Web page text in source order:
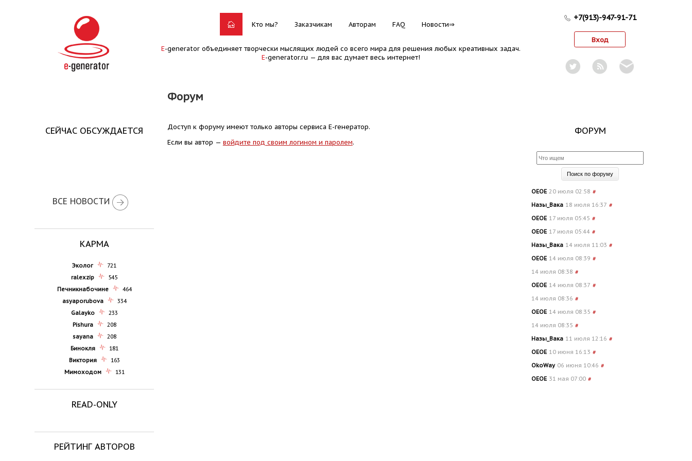
Кто мы? Заказчикам Авторам FAQ Новости
E-generator объединяет творчески мыслящих людей со всего мира для решения любых креативных задач.
E-generator.ru — для вас думает весь интернет!
+7(913)-947-91-71
Вход
Форум
СЕЙЧАС ОБСУЖДАЕТСЯ
ВСЕ НОВОСТИ
КАРМА
Эколог
721
ralexzip
545
Печникнабочине
464
asyaporubova
334
Galayko
233
Pishura
208
sayana
208
Бинокля
181
Виктория
163
Мимоходом
131
READ-ONLY
РЕЙТИНГ АВТОРОВ
Доступ к форуму имеют только авторы сервиса Е-генератор.
Если вы автор — войдите под своим логином и паролем.
ФОРУМ
OEOE 20 июля 02:58 #
Назы_Вака 18 июля 16:37 #
OEOE 17 июля 05:45 #
OEOE 17 июля 05:44 #
Назы_Вака 14 июля 11:03 #
OEOE 14 июля 08:39 #
14 июля 08:38 #
OEOE 14 июля 08:37 #
14 июля 08:36 #
OEOE 14 июля 08:35 #
14 июля 08:35 #
Назы_Вака 11 июля 12:16 #
OEOE 10 июня 16:13 #
OkoWay 06 июня 10:46 #
OEOE 31 мая 07:00 #